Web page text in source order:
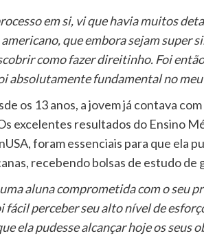
em si, vi que havia muitos
que embora sejam super
como fazer direitinho. Foi
absolutamente fundamental no meu
os 13 anos, a jovem já contava
excelentes resultados do Ensino
foram essenciais para que ela
recebendo bolsas de estudo de
aluna comprometida com o seu
fácil perceber seu alto nível de
ela pudesse alcançar hoje os seus